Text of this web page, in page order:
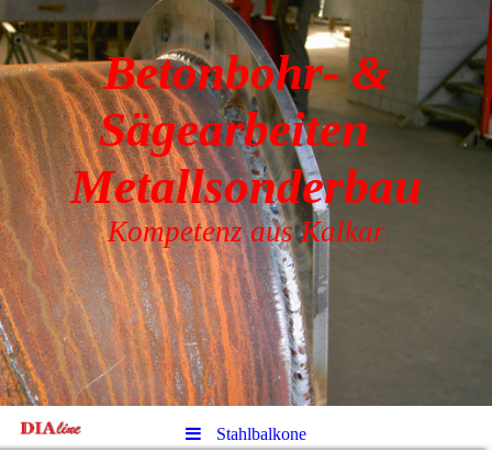
Betonbohr- &
Sägearbeiten
Metallsonderbau
Kompetenz aus Kalkar
Stahlbalkone